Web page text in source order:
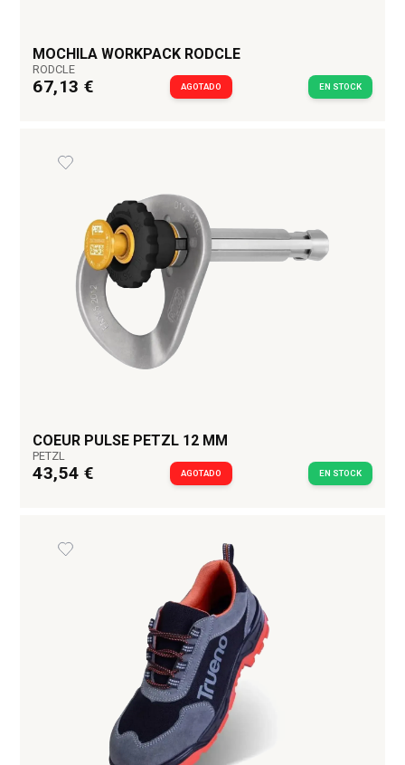
MOCHILA WORKPACK RODCLE
RODCLE
67,13 € AGOTADO EN STOCK
COEUR PULSE PETZL 12 MM
PETZL
43,54 € AGOTADO EN STOCK